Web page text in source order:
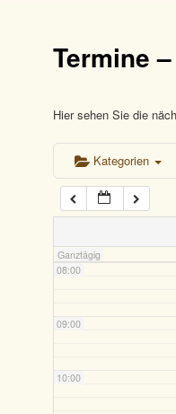
Termine
Hier sehen Sie die
Kategorien
Ganztägig
04:00
05:00
06:00
07:00
08:00
09:00
10:00